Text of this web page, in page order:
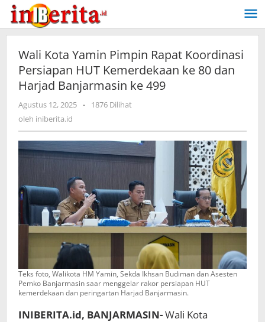
Lewati
konten
Wali Kota Yamin Pimpin Rapat Koordinasi
Persiapan HUT Kemerdekaan ke 80 dan
Harjad Banjarmasin ke 499
Agustus 12, 2025 oleh
-
1876 Dilihat
oleh iniberita.id
Teks foto, Walikota HM Yamin, Sekda Ikhsan Budiman dan Asesten
Pemko Banjarmasin saar menggelar rakor persiapan HUT
kemerdekaan dan peringartan Harjad Banjarmasin.
INIBERITA.id, BANJARMASIN-Wali Kota